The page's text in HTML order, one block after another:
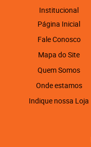
Institucional
Página Inicial
Fale Conosco
Mapa do Site
Quem Somos
Onde estamos
Indique nossa Loja